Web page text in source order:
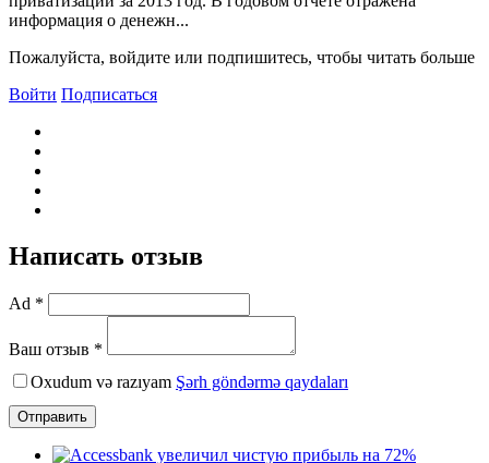
информация о денежн...
Пожалуйста, войдите или подпишитесь, чтобы читать больше
Войти Подписаться
Написать отзыв
Ad *
Ваш отзыв *
Oxudum və razıyam Şərh göndərmə qaydaları
Отправить